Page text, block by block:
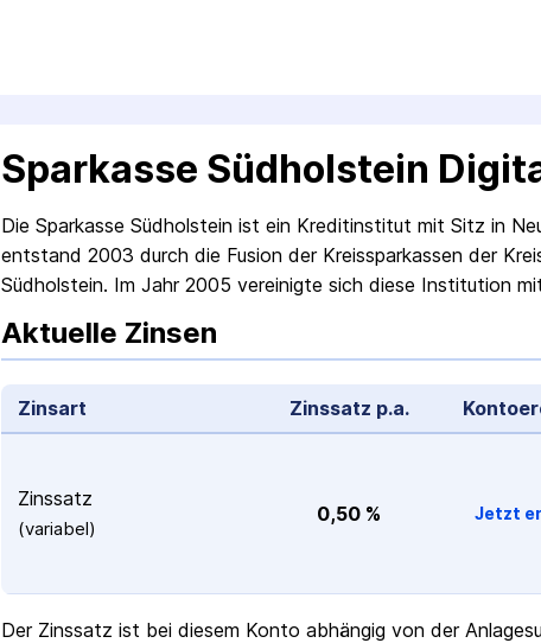
Sparkasse Südholstein
Die Sparkasse Südholstein ist ein Kredit­institut mit Sitz in
entstand 2003 durch die Fusion der Kreis­sparkassen der
Südholstein. Im Jahr 2005 vereinigte sich diese Institution
Aktuelle Zinsen
Zinsart Zinssatz p.a.
Zinssatz
(variabel)
0,50 % Jetzt
Der Zinssatz ist bei diesem Konto abhängig von der